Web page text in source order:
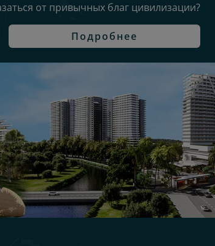
от привычных благ цивилизации?
Подробнее